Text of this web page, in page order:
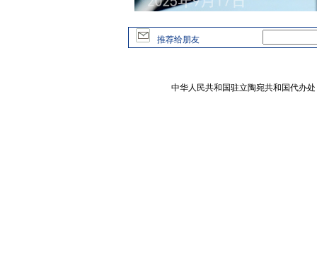
推荐给朋友
中华人民共和国驻立陶宛共和国代办处